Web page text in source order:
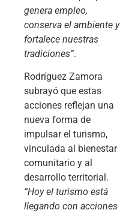
genera empleo,
conserva el ambiente y
fortalece nuestras
tradiciones”.
Rodríguez Zamora
subrayó que estas
acciones reflejan una
nueva forma de
impulsar el turismo,
vinculada al bienestar
comunitario y al
desarrollo territorial.
“Hoy el turismo está
llegando con acciones